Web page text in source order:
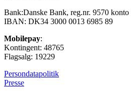
Bank:Danske Bank, reg.nr. 9570 konto
IBAN: DK34 3000 0013 6985 89
Mobilepay:
Kontingent: 48765
Flagsalg: 19229
Persondatapolitik
Presse